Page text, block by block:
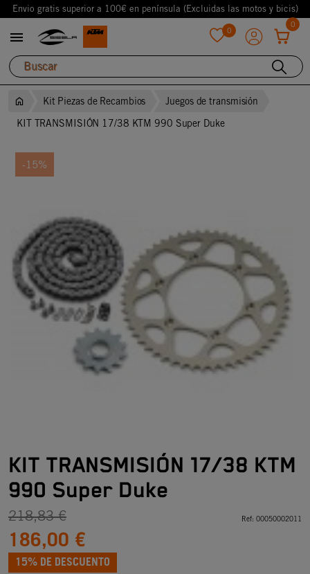
Envio gratis superior a 100€ en península (Excluidas las motos y bicis)
 0
0
Kit Piezas de Recambios
Juegos de transmisión
KIT TRANSMISIÓN 17/38 KTM 990 Super Duke
-15%
KIT TRANSMISIÓN 17/38 KTM
990 Super Duke
218,83 €
186,00 €
15% DE DESCUENTO
Ref: 00050002011